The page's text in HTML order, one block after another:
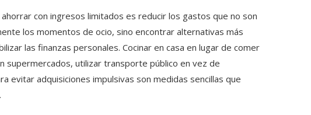
con ingresos limitados es reducir los gastos que no son
los momentos de ocio, sino encontrar alternativas más
las finanzas personales. Cocinar en casa en lugar de comer
supermercados, utilizar transporte público en vez de
evitar adquisiciones impulsivas son medidas sencillas que